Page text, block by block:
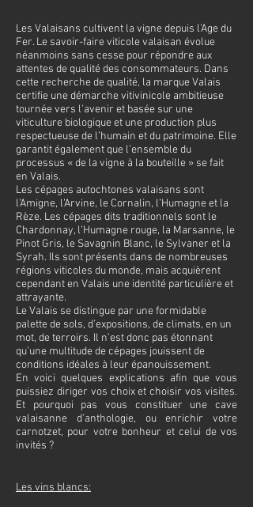
Les Valaisans cultivent la vigne depuis l’Age du
Fer. Le savoir-faire viticole valaisan évolue
néanmoins sans cesse pour répondre aux
attentes de qualité des consommateurs. Dans
cette recherche de qualité, la marque Valais
certifie une démarche vitivinicole ambitieuse
tournée vers l'avenir et basée sur une
viticulture biologique et une production plus
respectueuse de l’humain et du patrimoine. Elle
garantit également que l’ensemble du
processus « de la vigne à la bouteille » se fait
en Valais.
Les cépages autochtones valaisans sont
l’Amigne, l’Arvine, le Cornalin, l’Humagne et la
Rèze. Les cépages dits traditionnels sont le
Chardonnay, l’Humagne rouge, la Marsanne, le
Pinot Gris, le Savagnin Blanc, le Sylvaner et la
Syrah. Ils sont présents dans de nombreuses
régions viticoles du monde, mais acquièrent
cependant en Valais une identité particulière et
attrayante.
Le Valais se distingue par une formidable
palette de sols, d’expositions, de climats, en un
mot, de terroirs. Il n’est donc pas étonnant
qu’une multitude de cépages jouissent de
conditions idéales à leur épanouissement.
En voici quelques explications afin que vous
puissiez diriger vos choix et choisir vos visites.
Et pourquoi pas vous constituer une cave
valaisanne d’anthologie, ou enrichir votre
carnotzet, pour votre bonheur et celui de vos
invités ?
Les vins blancs: